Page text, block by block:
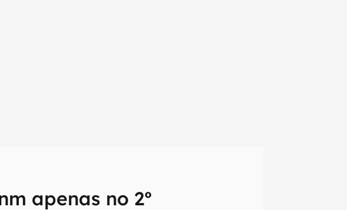
apenas no 2º
sobre tecnologia em primeira